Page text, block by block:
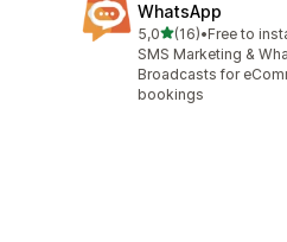
WhatsApp
5,05 yıldız üzerinden
(16)
toplam 16•Free to
SMS Marketing &
Broadcasts for
bookings